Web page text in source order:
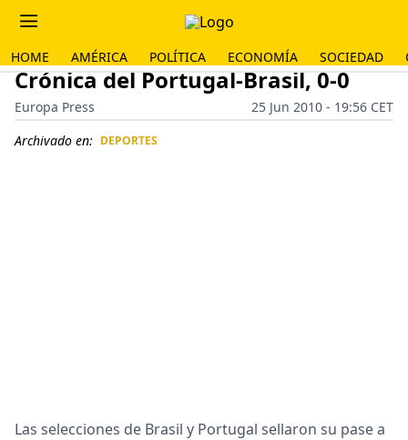
HOME AMÉRICA POLÍTICA ECONOMÍA SOCIEDAD
Crónica del Portugal-Brasil, 0-0
Europa Press
25 Jun 2010 - 19:56 CET
Archivado en: DEPORTES
Las selecciones de Brasil y Portugal sellaron su pase a